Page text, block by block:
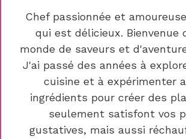
Chef passionnée et
qui est délicieux. Bienvenue
monde de saveurs et
J'ai passé des années à
cuisine et à expérimenter
ingrédients pour créer des
seulement satisfont vos
gustatives, mais aussi